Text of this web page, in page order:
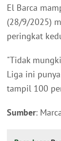
El Barca
(28/9/2025)
peringkat
"Tidak
Liga ini
tampil 100
Sumber: